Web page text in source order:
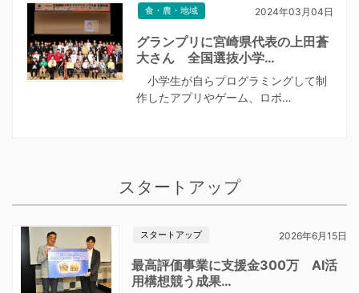
食・農・地域 2024年03月04日
グランプリに宮崎県代表の上田蒼
大さん 全国選抜小学…
小学生が自らプログラミングして制
作したアプリやゲーム、ロボ…
スタートアップ
スタートアップ 2026年6月15日
最高評価事業に支援金300万 AI活
用構想競う成果…